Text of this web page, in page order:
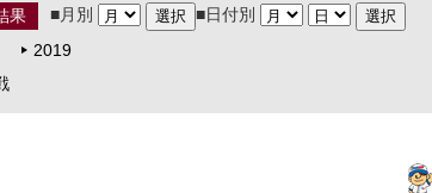
果
■月別
■日付別
2019